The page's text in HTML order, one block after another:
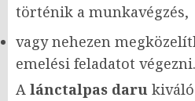
történik a munkavégzés,
vagy nehezen
emelési feladatot végezni.
A lánctalpas daru